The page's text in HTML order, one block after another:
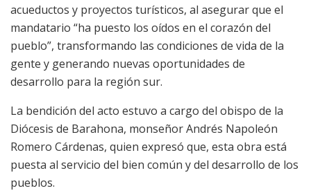
acueductos y proyectos turísticos, al asegurar que el
mandatario “ha puesto los oídos en el corazón del
pueblo”, transformando las condiciones de vida de la
gente y generando nuevas oportunidades de
desarrollo para la región sur.
La bendición del acto estuvo a cargo del obispo de la
Diócesis de Barahona, monseñor Andrés Napoleón
Romero Cárdenas, quien expresó que, esta obra está
puesta al servicio del bien común y del desarrollo de los
pueblos.